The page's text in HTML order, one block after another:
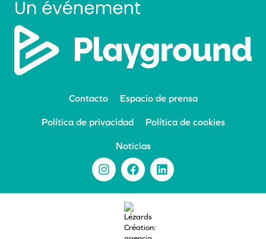
Contacto Espacio de prensa
Política de privacidad Política de cookies
Noticias